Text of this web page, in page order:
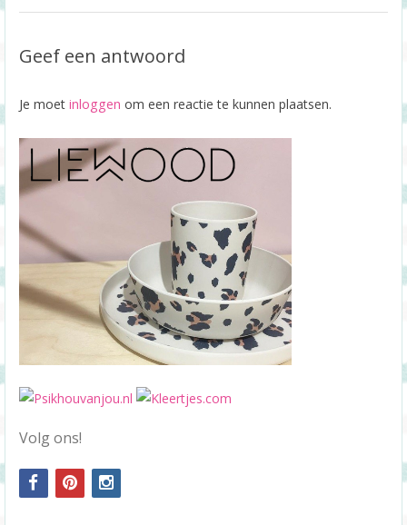
Geef een antwoord
Je moet inloggen om een reactie te kunnen plaatsen.
Volg ons!
facebookpinterestinstagram